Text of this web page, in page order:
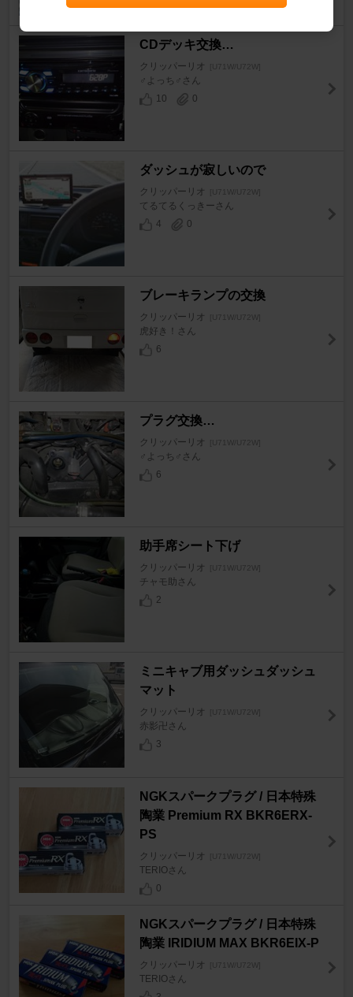
CDデッキ交換…
クリッパーリオ [U71W/U72W]
♂よっち♂さん
10
0
ダッシュが寂しいので
クリッパーリオ [U71W/U72W]
てるてるくっきーさん
4
0
ブレーキランプの交換
クリッパーリオ [U71W/U72W]
虎好き！さん
6
プラグ交換…
クリッパーリオ [U71W/U72W]
♂よっち♂さん
6
助手席シート下げ
クリッパーリオ [U71W/U72W]
チャモ助さん
2
ミニキャブ用ダッシュダッシュ
マット
クリッパーリオ [U71W/U72W]
赤影卍さん
3
NGKスパークプラグ / 日本特殊
陶業 Premium RX BKR6ERX-
PS
クリッパーリオ [U71W/U72W]
TERIOさん
0
NGKスパークプラグ / 日本特殊
陶業 IRIDIUM MAX BKR6EIX-P
クリッパーリオ [U71W/U72W]
TERIOさん